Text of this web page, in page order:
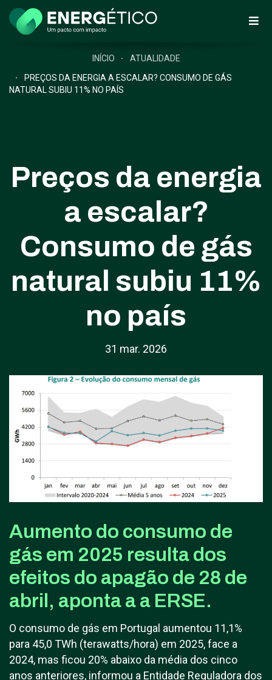
INÍCIO
ATUALIDADE
PREÇOS DA ENERGIA A ESCALAR? CONSUMO DE GÁS
NATURAL SUBIU 11% NO PAÍS
Preços da energia
a escalar?
Consumo de gás
natural subiu 11%
no país
31 mar. 2026
Aumento do consumo de
gás em 2025 resulta dos
efeitos do apagão de 28 de
abril, aponta a a ERSE.
O consumo de gás em Portugal aumentou 11,1%
para 45,0 TWh (terawatts/hora) em 2025, face a
2024, mas ficou 20% abaixo da média dos cinco
anos anteriores, informou a Entidade Reguladora dos